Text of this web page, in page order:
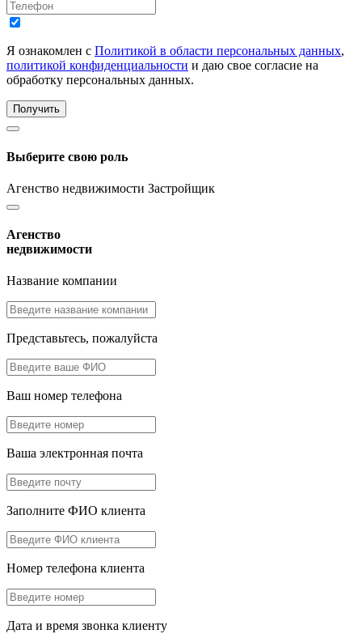
Я ознакомлен с Политикой в области персональных данных,
политикой конфиденциальности и даю свое согласие на
обработку персональных данных.
Получить
Выберите свою роль
Агенство недвижимости Застройщик
Агенство
недвижимости
Название компании
Представьтесь, пожалуйста
Ваш номер телефона
Ваша электронная почта
Заполните ФИО клиента
Номер телефона клиента
Дата и время звонка клиенту